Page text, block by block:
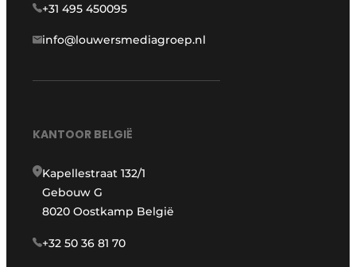
+31 495 450095
info@louwersmediagroep.nl
KANTOOR BELGIË
Kapellestraat 132/1
Gebouw G
8020 Oostkamp België
+32 50 36 81 70